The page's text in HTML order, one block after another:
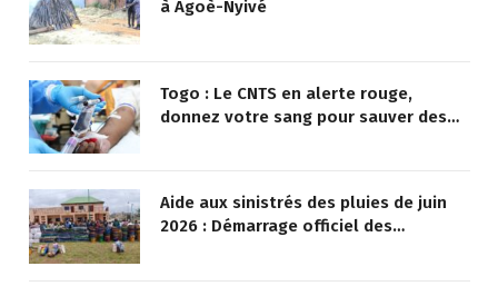
à Agoè-Nyivé
Togo : Le CNTS en alerte rouge,
donnez votre sang pour sauver des
Aide aux sinistrés des pluies de juin
2026 : Démarrage officiel des